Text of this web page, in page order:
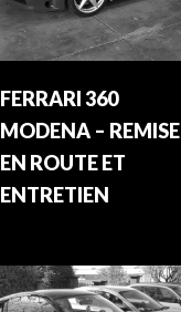
FERRARI 360
MODENA – REMISE
EN ROUTE ET
ENTRETIEN